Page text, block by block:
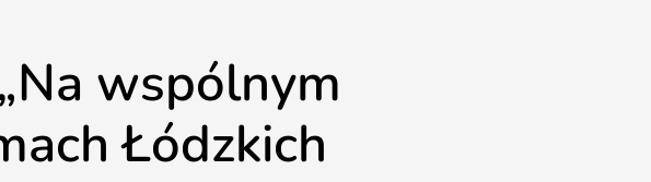
wspólnym
Łódzkich